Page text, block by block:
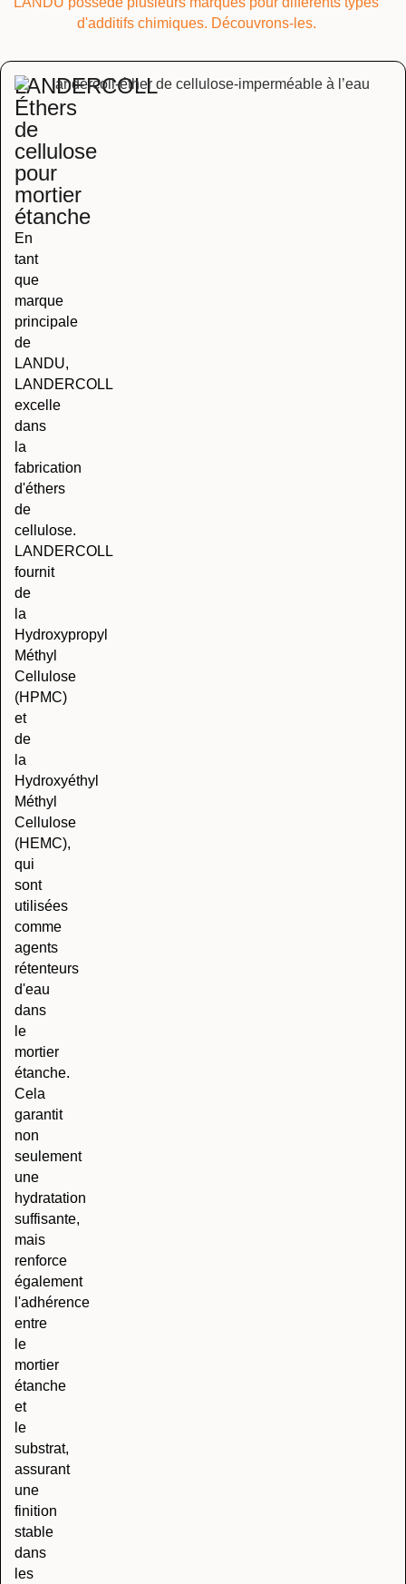
d'additifs chimiques. Découvrons-les.
LANDERCOLL
Éthers
de
cellulose
pour
mortier
étanche
En
tant
que
marque
principale
de
LANDU,
LANDERCOLL
excelle
dans
la
fabrication
d'éthers
de
cellulose.
LANDERCOLL
fournit
de
la
Hydroxypropyl
Méthyl
Cellulose
(HPMC)
et
de
la
Hydroxyéthyl
Méthyl
Cellulose
(HEMC),
qui
sont
utilisées
comme
agents
rétenteurs
d'eau
dans
le
mortier
étanche.
Cela
garantit
non
seulement
une
hydratation
suffisante,
mais
renforce
également
l'adhérence
entre
le
mortier
étanche
et
le
substrat,
assurant
une
finition
stable
dans
les